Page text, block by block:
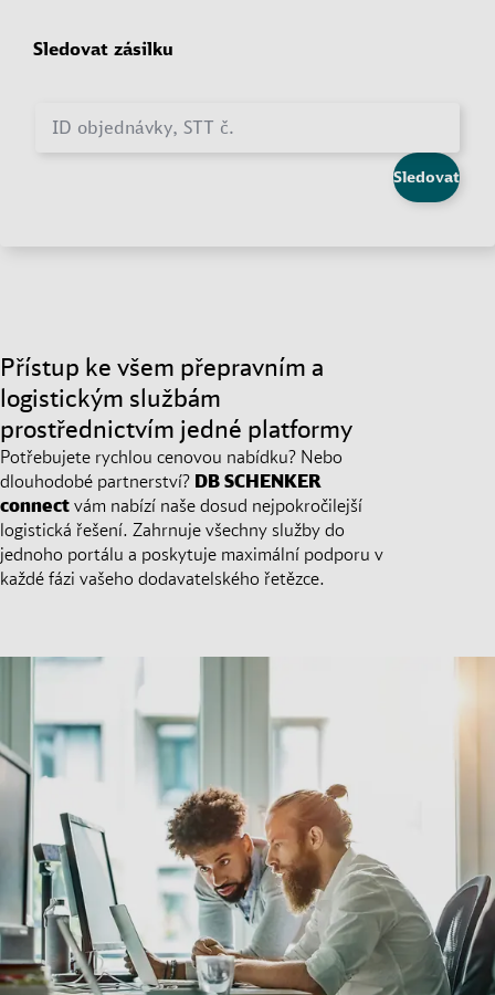
Sledovat zásilku
ID objednávky, STT č.
Sledovat
Přístup ke všem přepravním a
logistickým službám
prostřednictvím jedné platformy
Potřebujete rychlou cenovou nabídku? Nebo
dlouhodobé partnerství? DB SCHENKER
connect vám nabízí naše dosud nejpokročilejší
logistická řešení. Zahrnuje všechny služby do
jednoho portálu a poskytuje maximální podporu v
každé fázi vašeho dodavatelského řetězce.